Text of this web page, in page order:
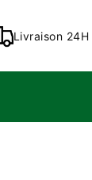
Livraison 24H